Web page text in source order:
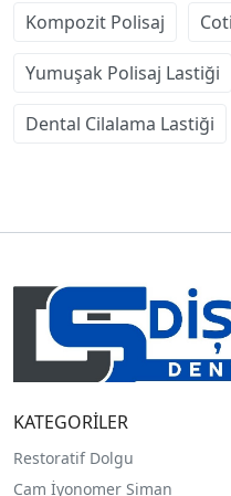
Kompozit Polisaj
Yumuşak Polisaj Lastiği
Dental Cilalama Lastiği
KATEGORİLER
Restoratif Dolgu
Cam İyonomer Siman